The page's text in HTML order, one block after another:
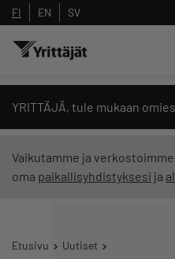
FI EN SV
YRITTÄJÄ, tule mukaan
Vaikutamme ja
oma paikallisyhdistyksesi ja
Etusivu Uutiset
Hae sivustolta tai
Yrittäjien tekoälyltä
Suodata hakutuloksia: